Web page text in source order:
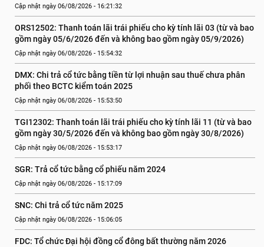
Cập nhật ngày 06/08/2026 - 16:21:32
ORS12502: Thanh toán lãi trái phiếu cho kỳ tính lãi 03 (từ và bao
gồm ngày 05/6/2026 đến và không bao gồm ngày 05/9/2026)
Cập nhật ngày 06/08/2026 - 15:54:32
DMX: Chi trả cổ tức bằng tiền từ lợi nhuận sau thuế chưa phân
phối theo BCTC kiểm toán 2025
Cập nhật ngày 06/08/2026 - 15:53:50
TGI12302: Thanh toán lãi trái phiếu cho kỳ tính lãi 11 (từ và bao
gồm ngày 30/5/2026 đến và không bao gồm ngày 30/8/2026)
Cập nhật ngày 06/08/2026 - 15:53:17
SGR: Trả cổ tức bằng cổ phiếu năm 2024
Cập nhật ngày 06/08/2026 - 15:17:09
SNC: Chi trả cổ tức năm 2025
Cập nhật ngày 06/08/2026 - 15:06:05
FDC: Tổ chức Đại hội đồng cổ đông bất thường năm 2026